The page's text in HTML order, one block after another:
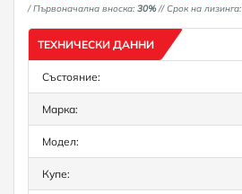
/ Първоначална вноска: 30%// Срок на лизинга:
ТЕХНИЧЕСКИ ДАННИ
Състояние:
Марка:
Модел:
Купе: